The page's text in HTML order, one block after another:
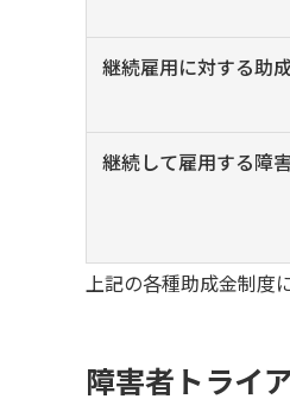
継続雇用に対する助
継続して雇用する障
上記の各種助成金制度
障害者トライ